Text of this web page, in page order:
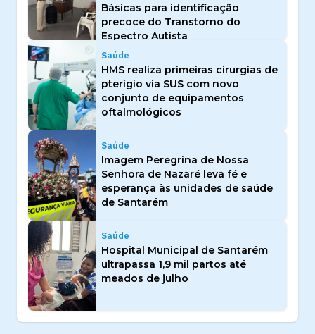
Básicas para identificação
precoce do Transtorno do
Espectro Autista
Saúde
HMS realiza primeiras cirurgias de
pterígio via SUS com novo
conjunto de equipamentos
oftalmológicos
Saúde
Imagem Peregrina de Nossa
Senhora de Nazaré leva fé e
esperança às unidades de saúde
de Santarém
Saúde
Hospital Municipal de Santarém
ultrapassa 1,9 mil partos até
meados de julho